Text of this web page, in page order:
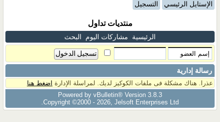
الإستايل الرئيسي التسجيل
منتديات تداول
الرئيسية مشاركات اليوم البحث
رسالة إدارية
عذرا. هناك مشكلة فى ملفات الكوكيز لديك. لمراسلة الإدارة اضغط هنا
Powered by vBulletin® Version 3.8.3
Copyright ©2000 - 2026, Jelsoft Enterprises Ltd.